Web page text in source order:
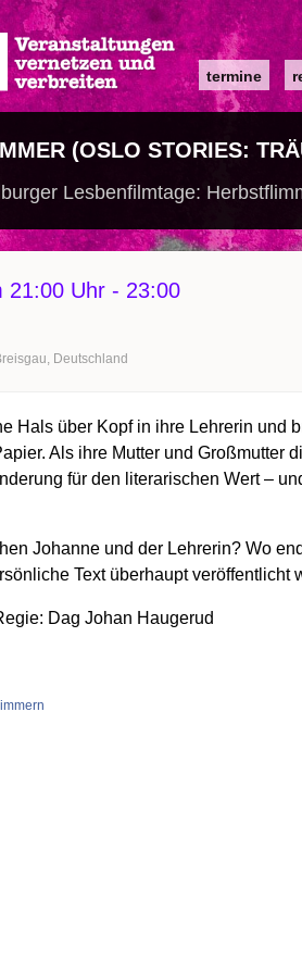
Main
navigation
termine
(OSLO STORIES:
Lesbenfilmtage:
21:00 Uhr - 23:00
Deutschland
Hals über Kopf in ihre Lehrerin und
Als ihre Mutter und Großmutter
für den literarischen Wert –
Johanne und der Lehrerin? Wo
Text überhaupt veröffentlicht
Dag Johan Haugerud